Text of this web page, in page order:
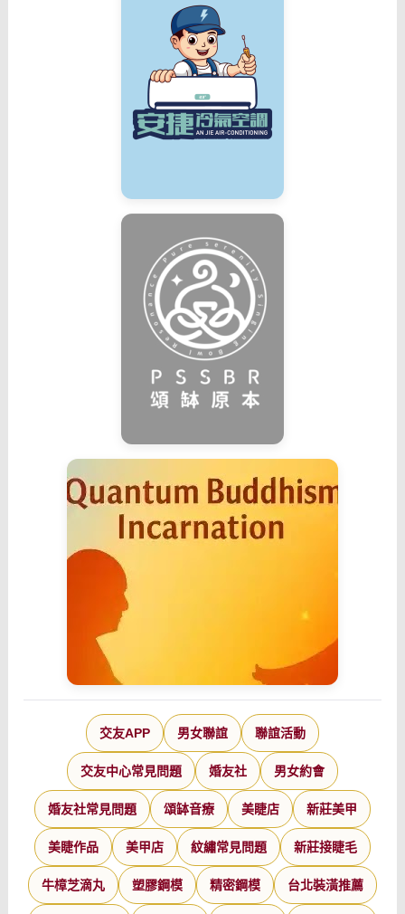
交友APP 男女聯誼 聯誼活動
交友中心常見問題 婚友社 男女約會
婚友社常見問題 頌缽音療 美睫店 新莊美甲
美睫作品 美甲店 紋繡常見問題 新莊接睫毛
牛樟芝滴丸 塑膠鋼模 精密鋼模 台北裝潢推薦